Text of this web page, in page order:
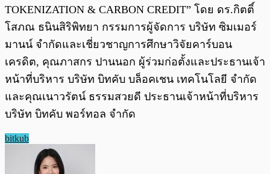
TOKENIZATION & CARBON CREDIT” โดย ดร.กิตติ์
โสภณ ธนินสิริพิทยา กรรมการผู้จัดการ บริษัท ซิมเมอร์
มานน์ จำกัดและเชี่ยวชาญการศึกษาวิจัยคาร์บอน
เครดิต, คุณภาสกร ปานนอก ผู้ร่วมก่อตั้งและประธานเจ้า
หน้าที่บริหาร บริษัท บิทคับ บล็อคเชน เทคโนโลยี จำกัด
และคุณเนาวรัตน์ ธรรมสวยดี ประธานเจ้าหน้าที่บริหาร
บริษัท บิทคับ พอร์ทอล จำกัด
bitkub